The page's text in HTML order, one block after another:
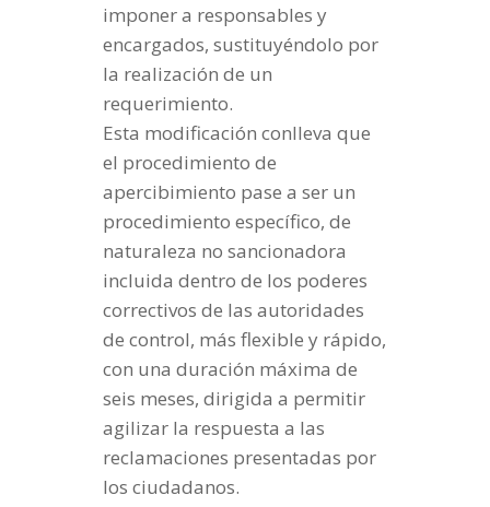
imponer a responsables y
encargados, sustituyéndolo por
la realización de un
requerimiento.
Esta modificación conlleva que
el procedimiento de
apercibimiento pase a ser un
procedimiento específico, de
naturaleza no sancionadora
incluida dentro de los poderes
correctivos de las autoridades
de control, más flexible y rápido,
con una duración máxima de
seis meses, dirigida a permitir
agilizar la respuesta a las
reclamaciones presentadas por
los ciudadanos.